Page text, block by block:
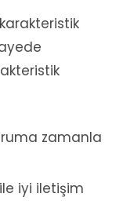
zamanla
iyi iletişim